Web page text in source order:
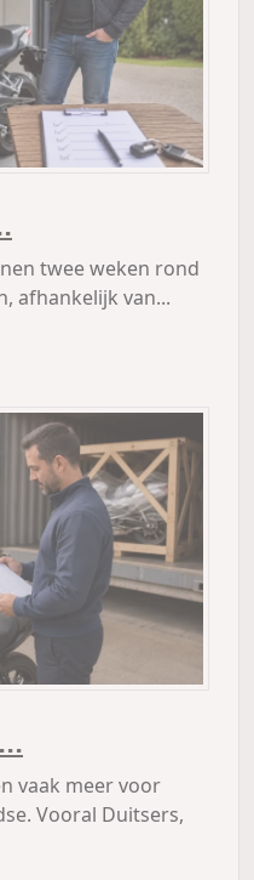
twee weken rond
afhankelijk van...
vaak meer voor
Vooral Duitsers,